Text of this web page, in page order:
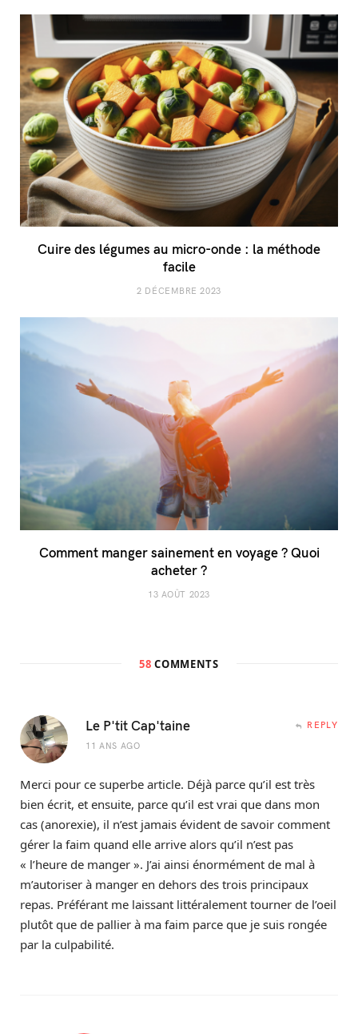
Cuire des légumes au micro-onde : la méthode
facile
2 DÉCEMBRE 2023
Comment manger sainement en voyage ? Quoi
acheter ?
13 AOÛT 2023
58 COMMENTS
Le P'tit Cap'taine
11 ANS AGO
REPLY
Merci pour ce superbe article. Déjà parce qu’il est très
bien écrit, et ensuite, parce qu’il est vrai que dans mon
cas (anorexie), il n’est jamais évident de savoir comment
gérer la faim quand elle arrive alors qu’il n’est pas
« l’heure de manger ». J’ai ainsi énormément de mal à
m’autoriser à manger en dehors des trois principaux
repas. Préférant me laissant littéralement tourner de l’oeil
plutôt que de pallier à ma faim parce que je suis rongée
par la culpabilité.